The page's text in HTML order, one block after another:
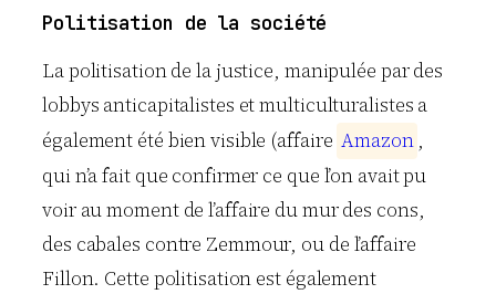
Politisation de la société
La politisation de la justice, manipulée par des
lobbys anticapitalistes et multiculturalistes a
également été bien visible (affaire Amazon ,
qui n’a fait que confirmer ce que l’on avait pu
voir au moment de l’affaire du mur des cons,
des cabales contre Zemmour, ou de l’affaire
Fillon. Cette politisation est également